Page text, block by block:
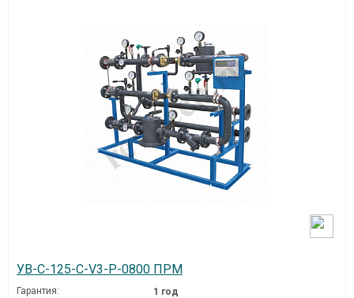
УВ-С-125-C-V3-P-0800 ПРМ
Гарантия:
1 год